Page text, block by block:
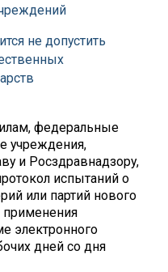
не допустить
федеральные
учреждения,
и Росздравнадзору,
испытаний о
или партий нового
применения
электронного
дней со дня